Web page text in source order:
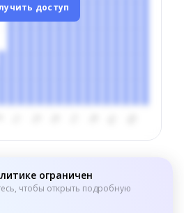
доступ
ограничен
чтобы открыть подробную